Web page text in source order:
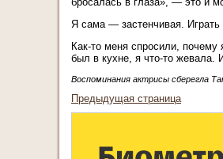
Я сама — застенчивая.
Как-то меня спросили,
был в кухне, я что-то жевала.
Воспоминания актрисы сберегла
Предыдущая страница